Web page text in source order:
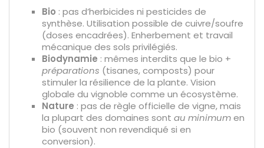
Bio : pas d’herbicides ni pesticides de
synthèse. Utilisation possible de cuivre/soufre
(doses encadrées). Enherbement et travail
mécanique des sols privilégiés.
Biodynamie : mêmes interdits que le bio +
préparations (tisanes, composts) pour
stimuler la résilience de la plante. Vision
globale du vignoble comme un écosystème.
Nature : pas de règle officielle de vigne, mais
la plupart des domaines sont au minimumen
bio (souvent non revendiqué si en
conversion).